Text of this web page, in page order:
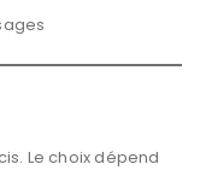
Le choix dépend